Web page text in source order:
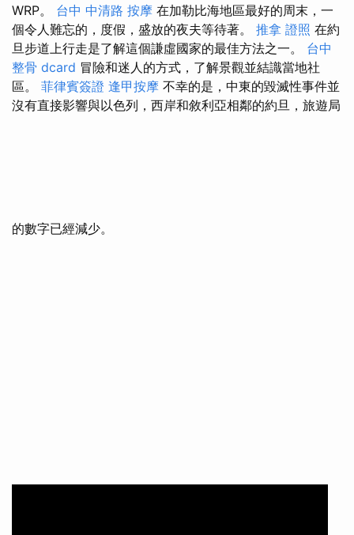
WRP。 台中 中清路 按摩 在加勒比海地區最好的周末，一
個令人難忘的，度假，盛放的夜夫等待著。 推拿 證照 在約
旦步道上行走是了解這個謙虛國家的最佳方法之一。 台中
整骨 dcard 冒險和迷人的方式，了解景觀並結識當地社
區。 菲律賓簽證 逢甲按摩 不幸的是，中東的毀滅性事件並
沒有直接影響與以色列，西岸和敘利亞相鄰的約旦，旅遊局
的數字已經減少。